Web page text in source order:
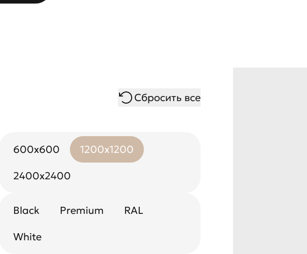
Сбросить все
600x600
1200x1200
2400x2400
Black Premium
RAL
White